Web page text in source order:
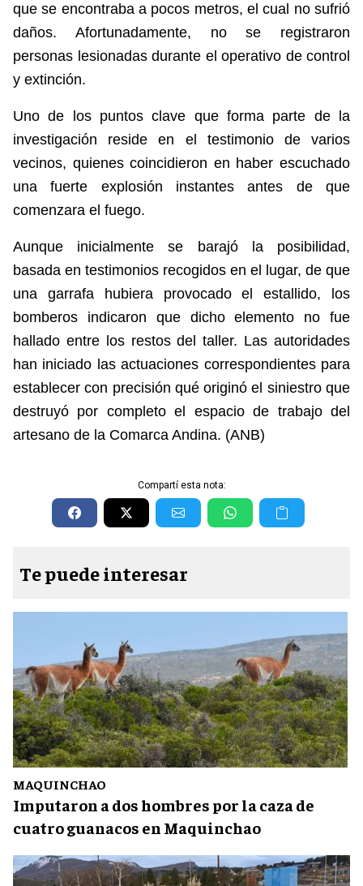
que se encontraba a pocos metros, el cual no sufrió
daños. Afortunadamente, no se registraron
personas lesionadas durante el operativo de control
y extinción.
Uno de los puntos clave que forma parte de la
investigación reside en el testimonio de varios
vecinos, quienes coincidieron en haber escuchado
una fuerte explosión instantes antes de que
comenzara el fuego.
Aunque inicialmente se barajó la posibilidad,
basada en testimonios recogidos en el lugar, de que
una garrafa hubiera provocado el estallido, los
bomberos indicaron que dicho elemento no fue
hallado entre los restos del taller. Las autoridades
han iniciado las actuaciones correspondientes para
establecer con precisión qué originó el siniestro que
destruyó por completo el espacio de trabajo del
artesano de la Comarca Andina. (ANB)
Compartí esta nota:
Te puede interesar
MAQUINCHAO
Imputaron a dos hombres por la caza de
cuatro guanacos en Maquinchao